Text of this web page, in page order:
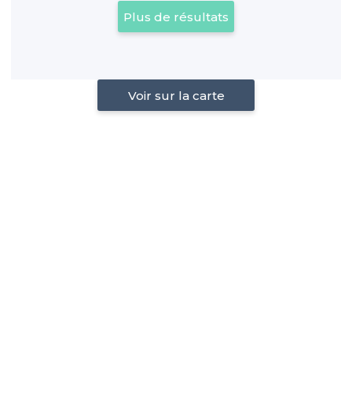
Plus de résultats
Voir sur la carte